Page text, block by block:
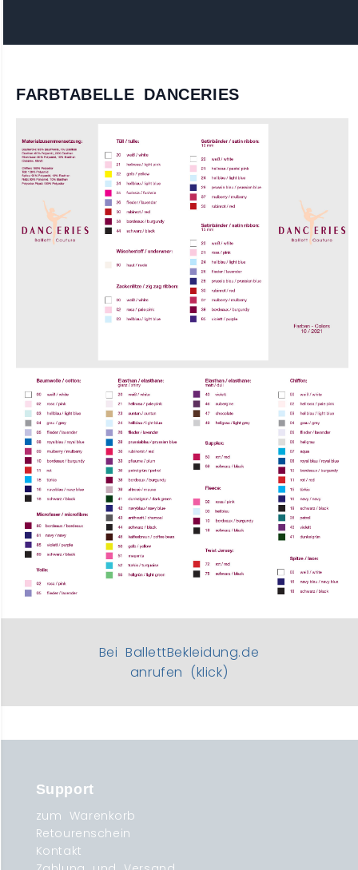
FARBTABELLE DANCERIES
Bei BallettBekleidung.de
anrufen (klick)
Support
zum Warenkorb
Retourenschein
Kontakt